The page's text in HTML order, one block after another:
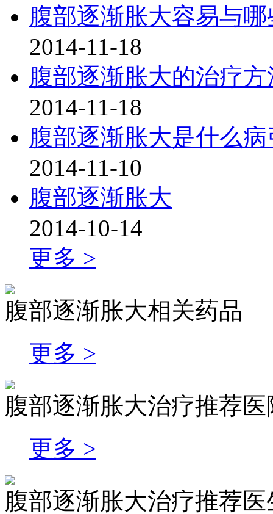
腹部逐渐胀大容易与
2014-11-18
腹部逐渐胀大的治疗方
2014-11-18
腹部逐渐胀大是什么
2014-11-10
腹部逐渐胀大
2014-10-14
更多 >
腹部逐渐胀大相关药品
更多 >
腹部逐渐胀大治疗推荐医
更多 >
腹部逐渐胀大治疗推荐医